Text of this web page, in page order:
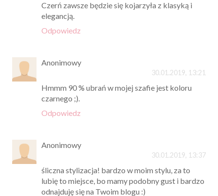
Czerń zawsze będzie się kojarzyła z klasyką i
elegancją.
Odpowiedz
Anonimowy
30.01.2019, 13:21
Hmmm 90 % ubrań w mojej szafie jest koloru
czarnego ;).
Odpowiedz
Anonimowy
30.01.2019, 13:37
śliczna stylizacja! bardzo w moim stylu, za to
lubię to miejsce, bo mamy podobny gust i bardzo
odnajduję się na Twoim blogu :)